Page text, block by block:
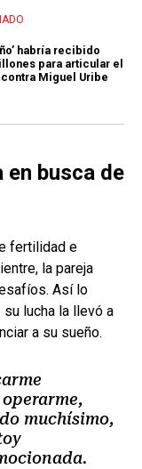
habría recibido
para articular el
Miguel Uribe
en busca de
fertilidad e
la pareja
Así lo
lucha la llevó a
a su sueño.
muchísimo,